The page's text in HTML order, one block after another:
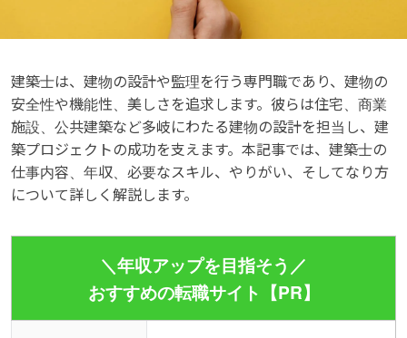
建築士は、建物の設計や監理を行う専門職であり、建物の
安全性や機能性、美しさを追求します。彼らは住宅、商業
施設、公共建築など多岐にわたる建物の設計を担当し、建
築プロジェクトの成功を支えます。本記事では、建築士の
仕事内容、年収、必要なスキル、やりがい、そしてなり方
について詳しく解説します。
＼年収アップを目指そう／
おすすめの転職サイト【PR】